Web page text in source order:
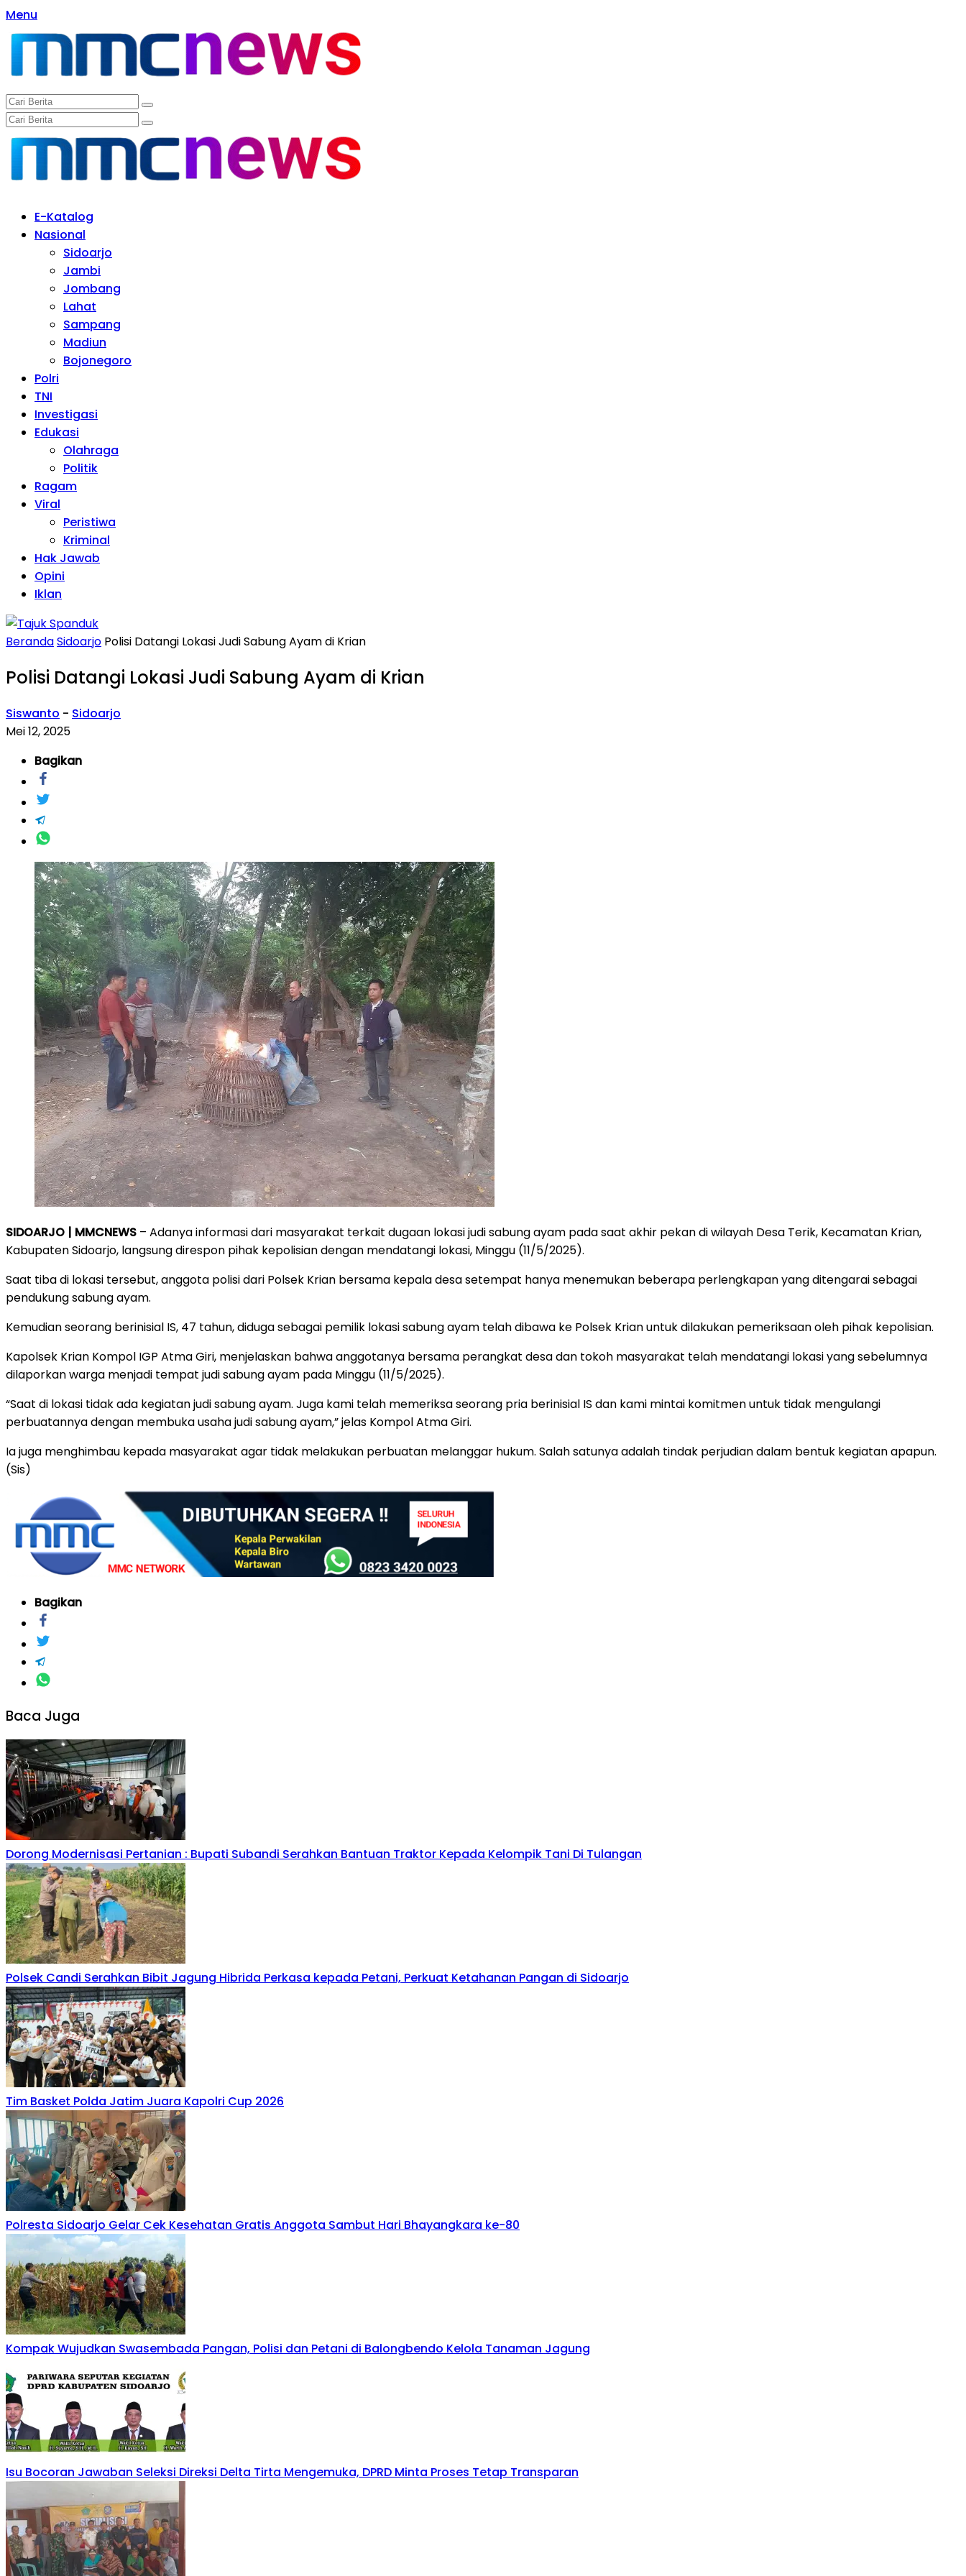
Langsung
ke
konten
Menu
E-Katalog
Nasional
Sidoarjo
Jambi
Jombang
Lahat
Sampang
Madiun
Bojonegoro
Polri
TNI
Investigasi
Edukasi
Olahraga
Politik
Ragam
Viral
Peristiwa
Kriminal
Hak Jawab
Opini
Iklan
BerandaSidoarjo Polisi Datangi Lokasi Judi Sabung Ayam di Krian
Polisi Datangi Lokasi Judi Sabung Ayam di Krian
Siswanto - Sidoarjo
Mei 12, 2025
Bagikan
SIDOARJO | MMCNEWS – Adanya informasi dari masyarakat terkait dugaan lokasi judi sabung ayam pada saat akhir pekan di wilayah Desa Terik, Kecamatan Krian,
Kabupaten Sidoarjo, langsung direspon pihak kepolisian dengan mendatangi lokasi, Minggu (11/5/2025).
Saat tiba di lokasi tersebut, anggota polisi dari Polsek Krian bersama kepala desa setempat hanya menemukan beberapa perlengkapan yang ditengarai sebagai
pendukung sabung ayam.
Kemudian seorang berinisial IS, 47 tahun, diduga sebagai pemilik lokasi sabung ayam telah dibawa ke Polsek Krian untuk dilakukan pemeriksaan oleh pihak kepolisian.
Kapolsek Krian Kompol IGP Atma Giri, menjelaskan bahwa anggotanya bersama perangkat desa dan tokoh masyarakat telah mendatangi lokasi yang sebelumnya
dilaporkan warga menjadi tempat judi sabung ayam pada Minggu (11/5/2025).
“Saat di lokasi tidak ada kegiatan judi sabung ayam. Juga kami telah memeriksa seorang pria berinisial IS dan kami mintai komitmen untuk tidak mengulangi
perbuatannya dengan membuka usaha judi sabung ayam,” jelas Kompol Atma Giri.
Ia juga menghimbau kepada masyarakat agar tidak melakukan perbuatan melanggar hukum. Salah satunya adalah tindak perjudian dalam bentuk kegiatan apapun.
(Sis)
Bagikan
Baca Juga
Dorong Modernisasi Pertanian : Bupati Subandi Serahkan Bantuan Traktor Kepada Kelompik Tani Di Tulangan
Polsek Candi Serahkan Bibit Jagung Hibrida Perkasa kepada Petani, Perkuat Ketahanan Pangan di Sidoarjo
Tim Basket Polda Jatim Juara Kapolri Cup 2026
Polresta Sidoarjo Gelar Cek Kesehatan Gratis Anggota Sambut Hari Bhayangkara ke-80
Kompak Wujudkan Swasembada Pangan, Polisi dan Petani di Balongbendo Kelola Tanaman Jagung
Isu Bocoran Jawaban Seleksi Direksi Delta Tirta Mengemuka, DPRD Minta Proses Tetap Transparan